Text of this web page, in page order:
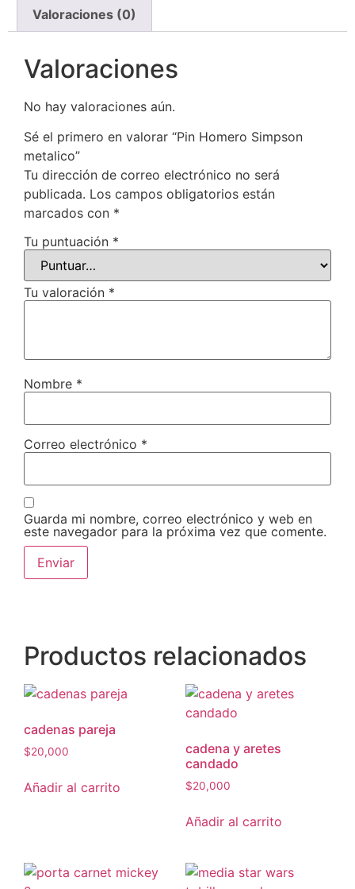
Valoraciones (0)
Valoraciones
No hay valoraciones aún.
Sé el primero en valorar “Pin Homero Simpson
metalico”
Tu dirección de correo electrónico no será
publicada. Los campos obligatorios están
marcados con *
Tu puntuación *
Tu valoración *
Nombre *
Correo electrónico *
Guarda mi nombre, correo electrónico y web en
este navegador para la próxima vez que comente.
Productos relacionados
cadenas pareja
$20,000
Añadir al carrito
cadena y aretes
candado
$20,000
Añadir al carrito